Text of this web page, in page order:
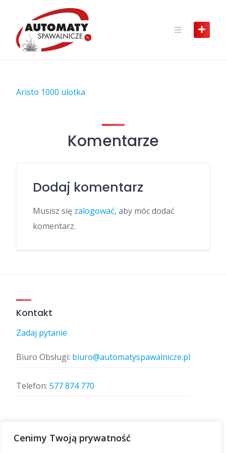
Cenimy Twoją prywatność
content
Aristo 1000 ulotka
Komentarze
Dodaj komentarz
Musisz się zalogować, aby móc dodać
komentarz.
Kontakt
Zadaj pytanie
Biuro Obsługi: biuro@automatyspawalnicze.pl
Telefon: 577 874 770